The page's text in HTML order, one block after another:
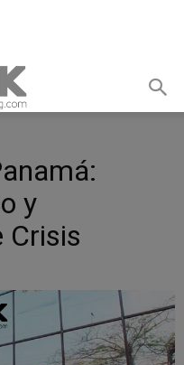
y
Crisis